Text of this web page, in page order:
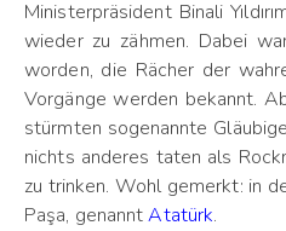
Ministerpräsident Binali
wieder zu zähmen. Dabei
worden, die Rächer der
Vorgänge werden bekannt.
stürmten sogenannte
nichts anderes taten als
zu trinken. Wohl gemerkt: in
Paşa, genanntAtatürk.